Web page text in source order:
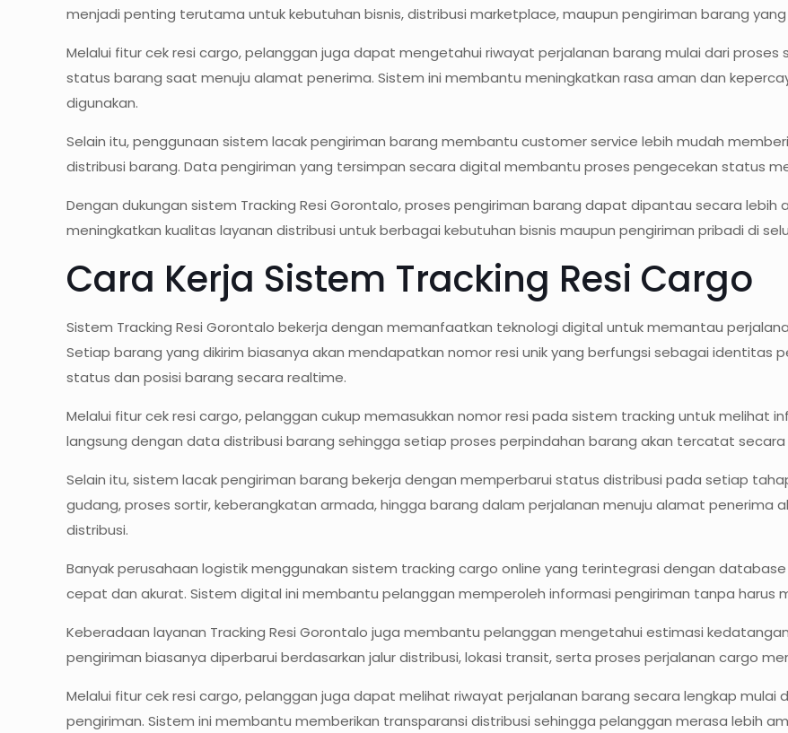
menjadi penting terutama untuk kebutuhan bisnis, distribusi marketplace, maupun pengiriman barang
Melalui fitur cek resi cargo, pelanggan juga dapat mengetahui riwayat perjalanan barang mulai dari
status barang saat menuju alamat penerima. Sistem ini membantu meningkatkan rasa aman dan
digunakan.
Selain itu, penggunaan sistem lacak pengiriman barang membantu customer service lebih mudah
distribusi barang. Data pengiriman yang tersimpan secara digital membantu proses pengecekan status
Dengan dukungan sistem Tracking Resi Gorontalo, proses pengiriman barang dapat dipantau secara
meningkatkan kualitas layanan distribusi untuk berbagai kebutuhan bisnis maupun pengiriman pribadi di
Cara Kerja Sistem Tracking Resi Cargo
Sistem Tracking Resi Gorontalo bekerja dengan memanfaatkan teknologi digital untuk memantau
Setiap barang yang dikirim biasanya akan mendapatkan nomor resi unik yang berfungsi sebagai
status dan posisi barang secara realtime.
Melalui fitur cek resi cargo, pelanggan cukup memasukkan nomor resi pada sistem tracking untuk melihat
langsung dengan data distribusi barang sehingga setiap proses perpindahan barang akan tercatat
Selain itu, sistem lacak pengiriman barang bekerja dengan memperbarui status distribusi pada setiap
gudang, proses sortir, keberangkatan armada, hingga barang dalam perjalanan menuju alamat penerima
distribusi.
Banyak perusahaan logistik menggunakan sistem tracking cargo online yang terintegrasi dengan
cepat dan akurat. Sistem digital ini membantu pelanggan memperoleh informasi pengiriman tanpa harus
Keberadaan layanan Tracking Resi Gorontalo juga membantu pelanggan mengetahui estimasi
pengiriman biasanya diperbarui berdasarkan jalur distribusi, lokasi transit, serta proses perjalanan cargo
Melalui fitur cek resi cargo, pelanggan juga dapat melihat riwayat perjalanan barang secara lengkap
pengiriman. Sistem ini membantu memberikan transparansi distribusi sehingga pelanggan merasa lebih